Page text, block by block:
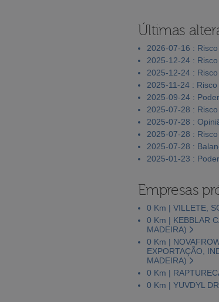
Últimas
2026-07-16 :
2025-12-24 :
2025-12-24 :
2025-11-24 :
2025-09-24 :
2025-07-28 :
2025-07-28 :
2025-07-28 :
2025-07-28 :
2025-01-23 :
Empresas
0 Km | VILLETE,
0 Km | KEBBLAR
MADEIRA)
0 Km |
EXPORTAÇÃO,
MADEIRA)
0 Km |
0 Km | YUVDYL